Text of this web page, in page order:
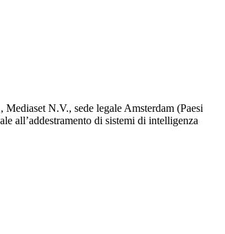
N.V., sede legale Amsterdam (Paesi
all’addestramento di sistemi di intelligenza